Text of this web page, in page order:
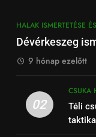
HALAK ISMERTETÉSE
Dévérkeszeg
9 hónap ezelőtt
02
CSUKA
Téli
taktika